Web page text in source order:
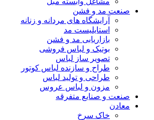
صنعت مد و فشن
آرایشگاه های مردانه و زنانه
استایلیست مد
بازاریابی مد و فشن
بوتیک و لباس فروشی
تصویر ساز لباس
طراح و سازنده لباس کوتور
طراحی و تولید لباس
مزون و لباس عروس
صنعت و صنایع متفرقه
معادن
خاک سرخ